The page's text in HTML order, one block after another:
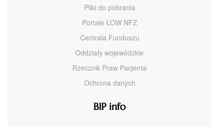
Pliki do pobrania
Portale ŁOW NFZ
Centrala Funduszu
Oddziały wojewódzkie
Rzecznik Praw Pacjenta
Ochrona danych
BIP info